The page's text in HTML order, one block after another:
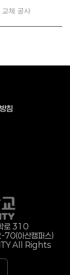
교체 공사
침
로 310
70(아산캠퍼스)
All Rights